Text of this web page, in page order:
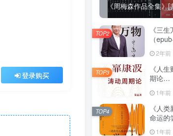
登录购买
《周梅森作品全集》[
《三
（
2年前
TOP2
《人
期论
1年前
TOP3
《人
命运的
1年前
TOP4